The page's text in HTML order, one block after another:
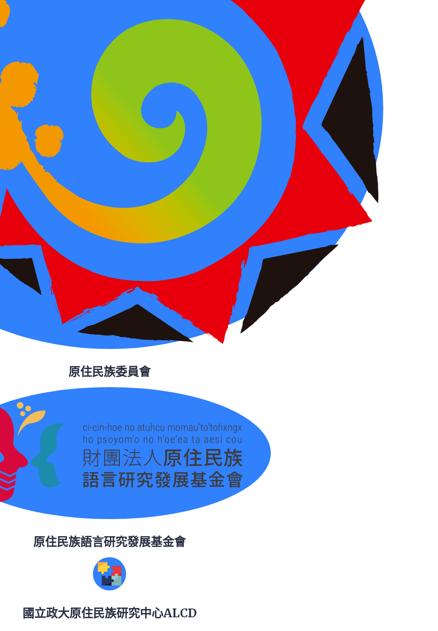
原住民族委員會
原住民族語言研究發展基金會
國立政大原住民族研究中心ALCD